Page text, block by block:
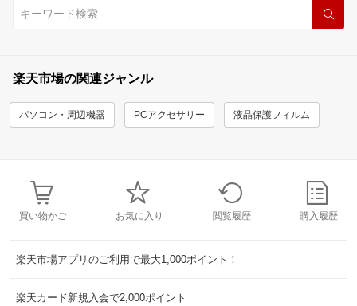
楽天市場の関連ジャンル
パソコン・周辺機器 PCアクセサリー 液晶保護フィルム
買い物かご お気に入り 閲覧履歴 購入履歴
楽天市場アプリのご利用で最大1,000ポイント！
楽天カード新規入会で2,000ポイント